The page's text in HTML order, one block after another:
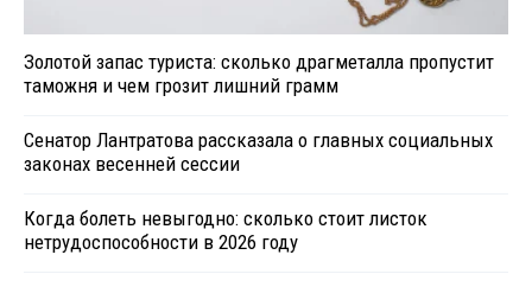
Золотой запас туриста: сколько драгметалла пропустит
таможня и чем грозит лишний грамм
Сенатор Лантратова рассказала о главных социальных
законах весенней сессии
Когда болеть невыгодно: сколько стоит листок
нетрудоспособности в 2026 году